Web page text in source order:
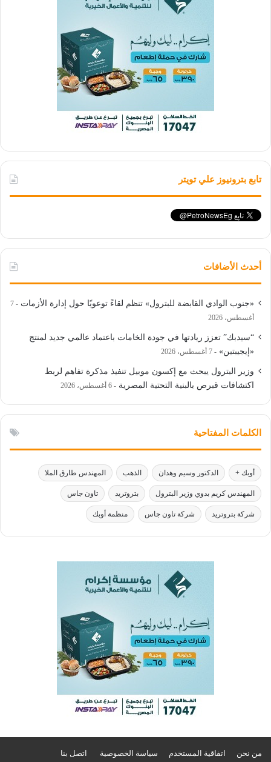
تابع بترونيوز علي تويتر
أحدث الأضافات
«جنوب الوادي القابضة للبترول» تنظم لقاءً توعويًا حول إدارة الأزمات
7
أغسطس، 2026
“سيدبك” تعزز ريادتها في جودة الخامات باعتماد عالمي جديد لمنتج
«إيجيبتين»
7 أغسطس، 2026
وزير البترول يبحث مع إكسون موبيل تنفيذ مذكرة تفاهم لربط
اكتشافات قبرص بالبنية التحتية المصرية
6 أغسطس، 2026
الكلمات المفتاحية
أوبك + الدكتور وسيم وهدان الذهب المهندس طارق الملا
المهندس كريم بدوي وزير البترول بتروتريد تاون جاس
شركة بتروتريد شركة تاون جاس منظمة أوبك
من نحن اتفاقية المستخدم سياسة الخصوصية اتصل بنا